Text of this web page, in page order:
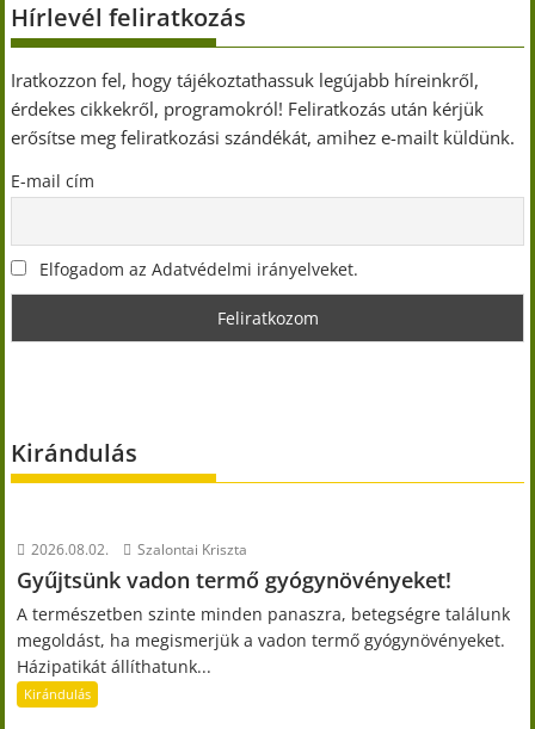
Hírlevél feliratkozás
Iratkozzon fel, hogy tájékoztathassuk legújabb híreinkről,
érdekes cikkekről, programokról! Feliratkozás után kérjük
erősítse meg feliratkozási szándékát, amihez e-mailt küldünk.
E-mail cím
Elfogadom az Adatvédelmi irányelveket.
Kirándulás
2026.08.02. Szalontai Kriszta
Gyűjtsünk vadon termő gyógynövényeket!
A természetben szinte minden panaszra, betegségre találunk
megoldást, ha megismerjük a vadon termő gyógynövényeket.
Házipatikát állíthatunk...
Kirándulás